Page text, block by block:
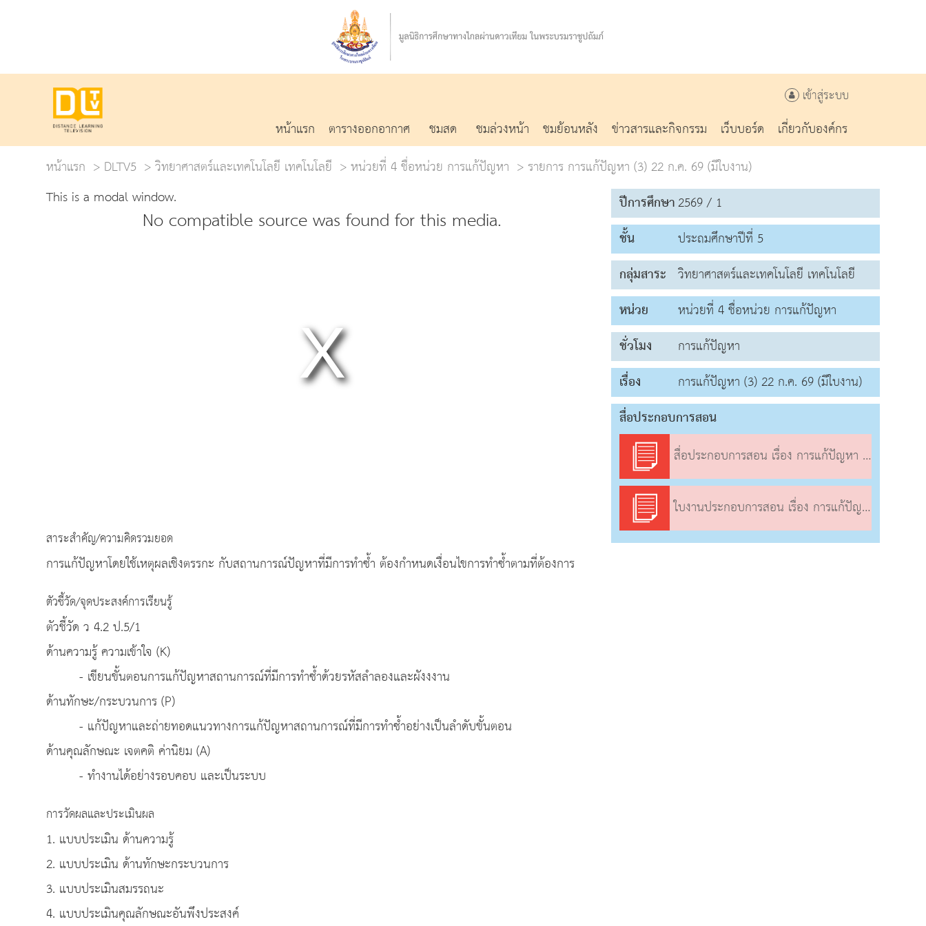
เข้าสู่ระบบ
หน้าแรก ตารางออกอากาศ ชมสด ชมล่วงหน้า ชมย้อนหลัง ข่าวสารและกิจกรรม เว็บบอร์ด
เกี่ยวกับองค์กร
หน้าแรก
DLTV5 วิทยาศาสตร์และเทคโนโลยี เทคโนโลยี หน่วยที่ 4 ชื่อหน่วย การแก้ปัญหา
รายการ การแก้ปัญหา (3) 22 ก.ค. 69 (มีใบงาน)
This is a modal window.
No compatible source was found for this media.
สาระสำคัญ/ความคิดรวมยอด
การแก้ปัญหาโดยใช้เหตุผลเชิงตรรกะ กับสถานการณ์ปัญหาที่มีการทำซ้ำ ต้องกำหนดเงื่อนไขการทำซ้ำตามที่ต้องการ
ตัวชี้วัด/จุดประสงค์การเรียนรู้
ตัวชี้วัด ว 4.2 ป.5/1
ด้านความรู้ ความเข้าใจ (K)
- เขียนขั้นตอนการแก้ปัญหาสถานการณ์ที่มีการทำซ้ำด้วยรหัสลำลองและผังงงาน
ด้านทักษะ/กระบวนการ (P)
- แก้ปัญหาและถ่ายทอดแนวทางการแก้ปัญหาสถานการณ์ที่มีการทำซ้ำอย่างเป็นลำดับขั้นตอน
ด้านคุณลักษณะ เจตคติ ค่านิยม (A)
- ทำงานได้อย่างรอบคอบ และเป็นระบบ
การวัดผลและประเมินผล
1. แบบประเมิน ด้านความรู้
2. แบบประเมิน ด้านทักษะกระบวนการ
3. แบบประเมินสมรรถนะ
4. แบบประเมินคุณลักษณะอันพึงประสงค์
ปีการศึกษา2569 / 1
ชั้น
ประถมศึกษาปีที่ 5
กลุ่มสาระ วิทยาศาสตร์และเทคโนโลยี เทคโนโลยี
หน่วย
หน่วยที่ 4 ชื่อหน่วย การแก้ปัญหา
ชั่วโมง
การแก้ปัญหา
เรื่อง
การแก้ปัญหา (3) 22 ก.ค. 69 (มีใบงาน)
สื่อประกอบการสอน
สื่อประกอบการสอน เรื่อง การแก้ปัญหา (3)
ใบงานประกอบการสอน เรื่อง การแก้ปัญหา (3)